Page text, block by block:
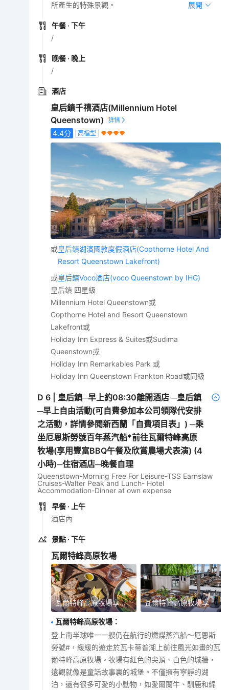
所產生的特殊景觀。
展開
午餐 · 下午
/
晚餐 · 晚上
/
酒店
皇后鎮千禧酒店(Millennium Hotel
Queenstown)
4.4分 高檔型
或皇后鎮湖濱國敦度假酒店(Copthorne Hotel And
Resort Queenstown Lakefront)
或皇后鎮Voco酒店(voco Queenstown by IHG)
皇后鎮 四星級
Millennium Hotel Queenstown或
Copthorne Hotel and Resort Queenstown
Lakefront或
Holiday Inn Express & Suites或Sudima
Queenstown或
Holiday Inn Remarkables Park 或
Holiday Inn Queenstown Frankton Road或同級
D6
皇后鎮─早上約08:30離開酒店 ─皇后鎮
─早上自由活動(可自費參加本公司領隊代安排
之活動，詳情參閱新西蘭「自費項目表」) ─乘
坐厄恩斯勞號百年蒸汽船*前往瓦爾特峰高原
牧場(享用豐富BBQ午餐及欣賞農場犬表演) (4
小時)─住宿酒店─晚餐自理
Queenstown-Morning Free For Leisure-TSS Earnslaw
Cruises-Walter Peak and Lunch- Hotel
Accommodation-Dinner at own expense
早餐 · 上午
酒店內
景點 · 下午
瓦爾特峰高原牧場
瓦爾特峰高原牧場享用豐富BBQ午餐 瓦爾特峰高原牧場享用豐富BBQ午餐
瓦爾特峰高原牧場 ：
登上南半球唯一一艘仍在航行的燃煤蒸汽船～厄恩斯
勞號#，緩緩的遊走於瓦卡蒂普湖上前往風光如畫的瓦
爾特峰高原牧場。牧場有紅色的尖頂、白色的城牆，
遠觀就像是童話故事裏的城堡。不僅擁有寧靜的湖
泊，還有很多可愛的小動物，如愛爾蘭牛、馴鹿和綿